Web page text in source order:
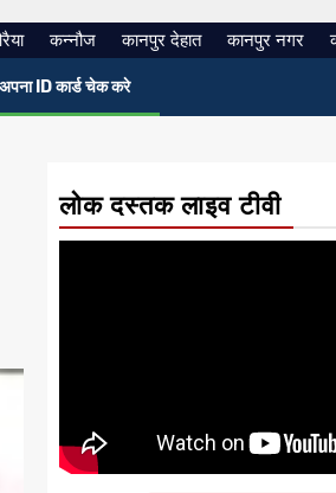
कन्नौज कानपुर देहात कानपुर नगर
अपना ID कार्ड चेक करे
लोक दस्तक लाइव टीवी